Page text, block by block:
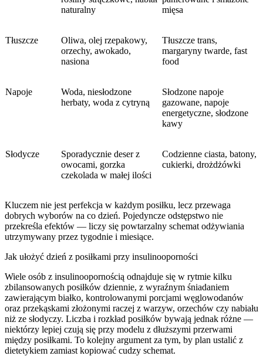
naturalny
mięsa
Tłuszcze
Oliwa, olej rzepakowy,
orzechy, awokado,
nasiona
Tłuszcze trans,
margaryny twarde, fast
food
Napoje
Woda, niesłodzone
herbaty, woda z cytryną
Słodzone napoje
gazowane, napoje
energetyczne, słodzone
kawy
Słodycze
Sporadycznie deser z
owocami, gorzka
czekolada w małej ilości
Codzienne ciasta, batony,
cukierki, drożdżówki
Kluczem nie jest perfekcja w każdym posiłku, lecz przewaga
dobrych wyborów na co dzień. Pojedyncze odstępstwo nie
przekreśla efektów — liczy się powtarzalny schemat odżywiania
utrzymywany przez tygodnie i miesiące.
Jak ułożyć dzień z posiłkami przy insulinooporności
Wiele osób z insulinoopornością odnajduje się w rytmie kilku
zbilansowanych posiłków dziennie, z wyraźnym śniadaniem
zawierającym białko, kontrolowanymi porcjami węglowodanów
oraz przekąskami złożonymi raczej z warzyw, orzechów czy nabiału
niż ze słodyczy. Liczba i rozkład posiłków bywają jednak różne —
niektórzy lepiej czują się przy modelu z dłuższymi przerwami
między posiłkami. To kolejny argument za tym, by plan ustalić z
dietetykiem zamiast kopiować cudzy schemat.